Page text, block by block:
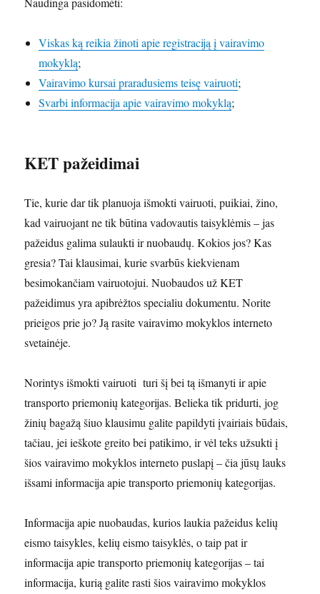
Viskas ką reikia žinoti apie registraciją į vairavimo
mokyklą;
Vairavimo kursai praradusiems teisę vairuoti;
Svarbi informacija apie vairavimo mokyklą;
KET pažeidimai
Tie, kurie dar tik planuoja išmokti vairuoti, puikiai, žino,
kad vairuojant ne tik būtina vadovautis taisyklėmis – jas
pažeidus galima sulaukti ir nuobaudų. Kokios jos? Kas
gresia? Tai klausimai, kurie svarbūs kiekvienam
besimokančiam vairuotojui. Nuobaudos už KET
pažeidimus yra apibrėžtos specialiu dokumentu. Norite
prieigos prie jo? Ją rasite vairavimo mokyklos interneto
svetainėje.
Norintys išmokti vairuoti turi šį bei tą išmanyti ir apie
transporto priemonių kategorijas. Belieka tik pridurti, jog
žinių bagažą šiuo klausimu galite papildyti įvairiais būdais,
tačiau, jei ieškote greito bei patikimo, ir vėl teks užsukti į
šios vairavimo mokyklos interneto puslapį – čia jūsų lauks
išsami informacija apie transporto priemonių kategorijas.
Informacija apie nuobaudas, kurios laukia pažeidus kelių
eismo taisykles, kelių eismo taisyklės, o taip pat ir
informacija apie transporto priemonių kategorijas – tai
informacija, kurią galite rasti šios vairavimo mokyklos